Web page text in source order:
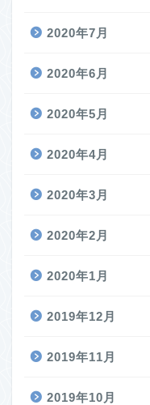
2020年7月
2020年6月
2020年5月
2020年4月
2020年3月
2020年2月
2020年1月
2019年12月
2019年11月
2019年10月